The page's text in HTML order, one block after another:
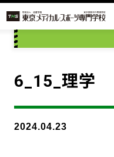
添付ファイル
6_15_理学
2024.04.23